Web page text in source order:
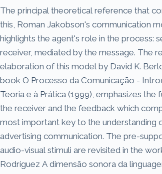
The principal theoretical reference that
this, Roman Jakobson's communication
highlights the agent's role in the process:
receiver, mediated by the message. The
elaboration of this model by David K.
book O Processo da Comunicação -
Teoria e à Prática (1999), emphasizes the
the receiver and the feedback which
most important key to the understanding
advertising communication. The pre-
audio-visual stimuli are revisited in the
Rodríguez A dimensão sonora da